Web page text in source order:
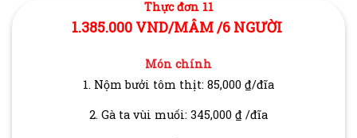
Thực đơn 11
1.385.000 VND/MÂM /6 NGƯỜI
Món chính
1. Nộm bưởi tôm thịt: 85,000 ₫/đĩa
2. Gà ta vùi muối: 345,000 ₫ /đĩa